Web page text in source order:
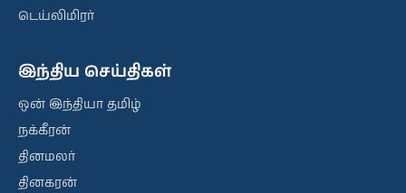
டெய்லிமிரர்
இந்திய செய்திகள்
ஒன் இந்தியா தமிழ்
நக்கீரன்
தினமலர்
தினகரன்